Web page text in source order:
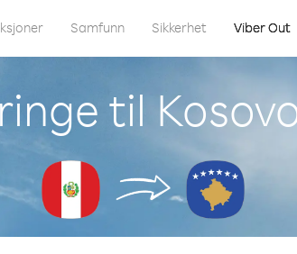
Samfunn Sikkerhet Viber Out
til